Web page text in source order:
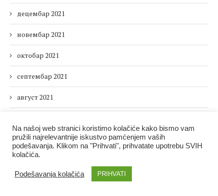
децембар 2021
новембар 2021
октобар 2021
септембар 2021
август 2021
јун 2021
мај 2021
април 2021
Na našoj web stranici koristimo kolačiće kako bismo vam
pružili najrelevantnije iskustvo pamćenjem vaših
podešavanja. Klikom na "Prihvati", prihvatate upotrebu SVIH
kolačića.
Podešavanja kolačića PRIHVATI